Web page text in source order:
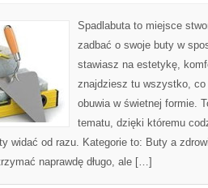
Spadlabuta to miejsce
zadbać o swoje buty w
stawiasz na estetykę,
znajdziesz tu wszystko,
obuwia w świetnej formie.
tematu, dzięki któremu
widać od razu. Kategorie to: Buty a
naprawdę długo, ale […]